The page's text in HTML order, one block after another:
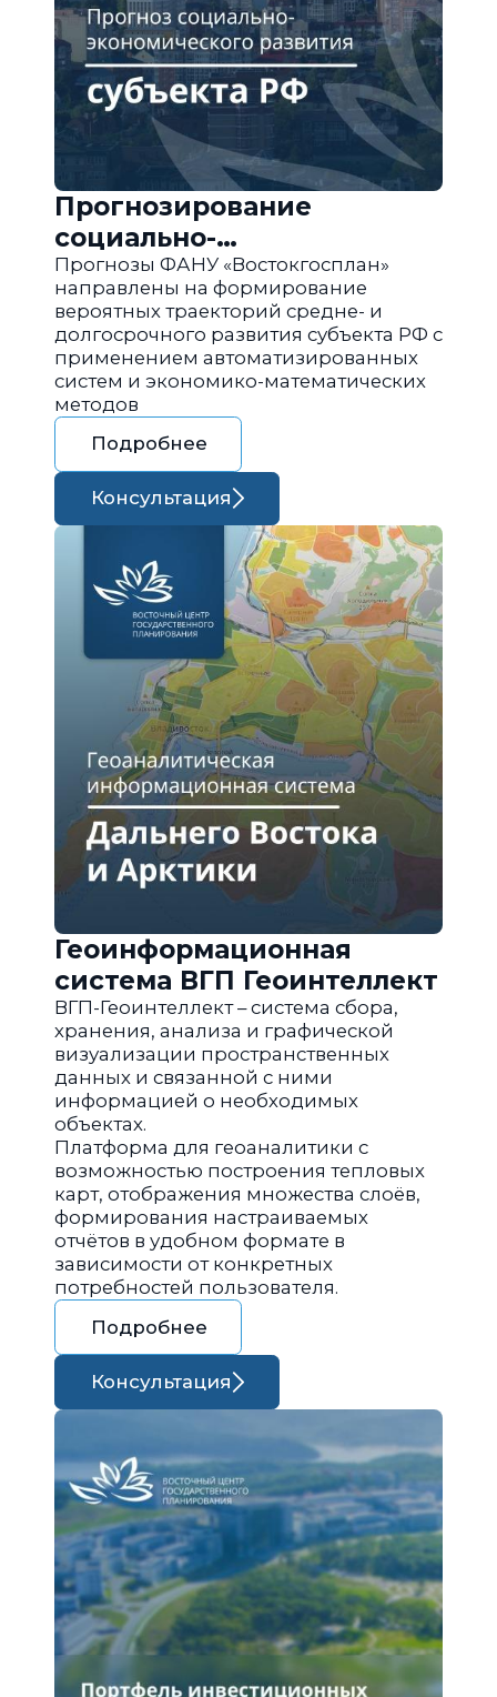
Прогнозирование
социально-
экономического развития
региона РФ
Прогнозы ФАНУ «Востокгосплан»
направлены на формирование
вероятных траекторий средне- и
долгосрочного развития субъекта РФ с
применением автоматизированных
систем и экономико-математических
методов
Подробнее
Консультация
Геоинформационная
система ВГП Геоинтеллект
ВГП-Геоинтеллект – система сбора,
хранения, анализа и графической
визуализации пространственных
данных и связанной с ними
информацией о необходимых
объектах.
Платформа для геоаналитики с
возможностью построения тепловых
карт, отображения множества слоёв,
формирования настраиваемых
отчётов в удобном формате в
зависимости от конкретных
потребностей пользователя.
Подробнее
Консультация